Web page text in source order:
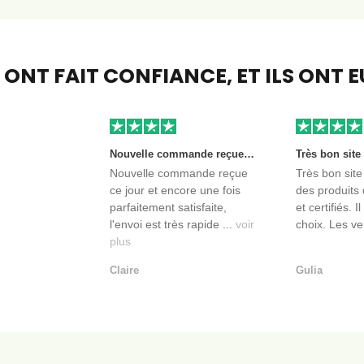
ONT FAIT CONFIANCE, ET ILS ONT
Nouvelle commande reçue ce jour et encore une fois parfaitement satisfaite, l'envoi est très rapide et les produits sont toujours conditionnés de manière personnalisés. L'avantage de commander auprès de créateurs indépendants.
Nouvelle commande reçue
ce jour et encore une fois
parfaitement satisfaite,
l'envoi est très rapide ... voir
plus
Claire
Très bon
des produits
et certifiés.
choix. Les
Gulia